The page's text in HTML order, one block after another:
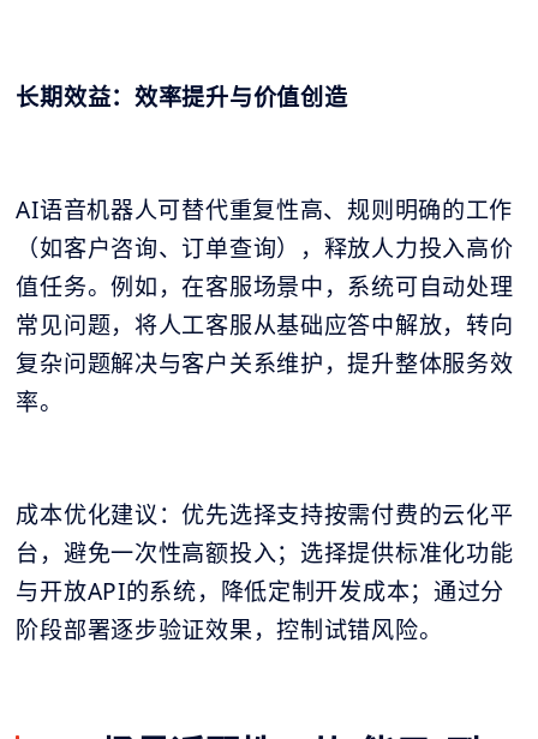
长期效益：效率提升与价值创造
AI语音机器人可替代重复性高、规则明确的工作
（如客户咨询、订单查询），释放人力投入高价
值任务。例如，在客服场景中，系统可自动处理
常见问题，将人工客服从基础应答中解放，转向
复杂问题解决与客户关系维护，提升整体服务效
率。
成本优化建议：优先选择支持按需付费的云化平
台，避免一次性高额投入；选择提供标准化功能
与开放API的系统，降低定制开发成本；通过分
阶段部署逐步验证效果，控制试错风险。